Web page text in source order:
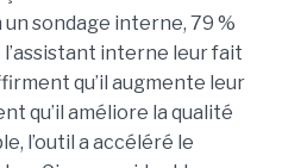
sondage interne, 79 %
interne leur fait
qu’il augmente leur
qu’il améliore la qualité
l’outil a accéléré le